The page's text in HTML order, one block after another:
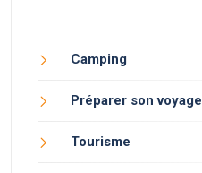
Camping
Préparer son voyage
Tourisme